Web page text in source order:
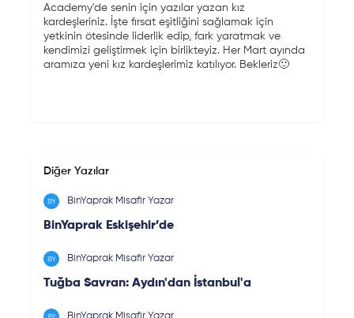
Academy'de senin için yazılar yazan kız
kardeşleriniz. İşte fırsat eşitliğini sağlamak için
yetkinin ötesinde liderlik edip, fark yaratmak ve
kendimizi geliştirmek için birlikteyiz. Her Mart ayında
aramıza yeni kız kardeşlerimiz katılıyor. Bekleriz🙂
Diğer Yazılar
BinYaprak Misafir Yazar
BinYaprak Eskişehir’de
BinYaprak Misafir Yazar
Tuğba Savran: Aydın'dan İstanbul'a
BinYaprak Misafir Yazar